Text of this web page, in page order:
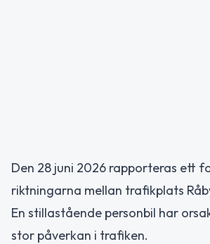
Den 28 juni 2026 rapporteras ett
riktningarna mellan trafikplats
En stillastående personbil har
stor påverkan i trafiken.